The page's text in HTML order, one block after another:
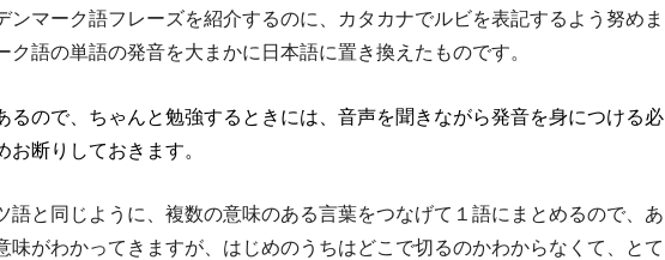
ンマーク語フレーズを紹介するのに、カタカナでルビを表記するよう努めま
ク語の単語の発音を大まかに日本語に置き換えたものです。
るので、ちゃんと勉強するときには、音声を聞きながら発音を身につける必
断りしておきます。
語と同じように、複数の意味のある言葉をつなげて１語にまとめるので、あ
味がわかってきますが、はじめのうちはどこで切るのかわからなくて、とて